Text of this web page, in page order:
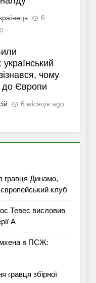
6
0
чому
до Європи
6 місяців ago
гравця Динамо,
клуб
Тевес висловив
А
в ПСЖ:
гравця збірної